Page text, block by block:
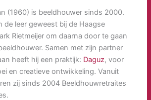
(1960) is beeldhouwer sinds 2000.
de leer geweest bij de Haagse
Rietmeijer om daarna door te gaan
Samen met zijn partner
heeft hij een praktijk: Daguz, voor
en creatieve ontwikkeling. Vanuit
zij sinds 2004 Beeldhouwretraites